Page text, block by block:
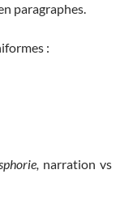
paragraphes.
:
narration vs